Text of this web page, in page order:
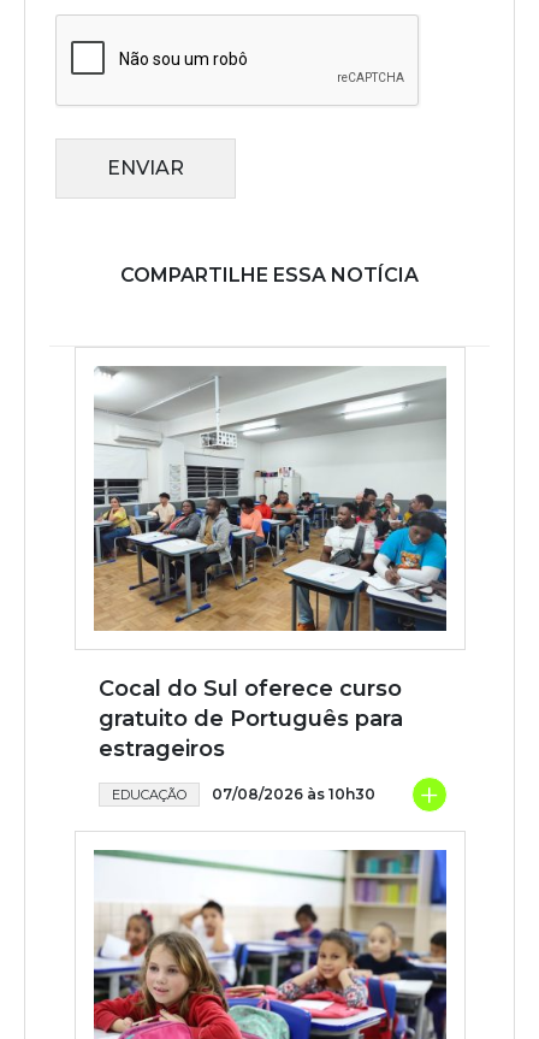
ENVIAR
COMPARTILHE ESSA NOTÍCIA
Cocal do Sul oferece curso
gratuito de Português para
estrageiros
EDUCAÇÃO 07/08/2026 às 10h30 +